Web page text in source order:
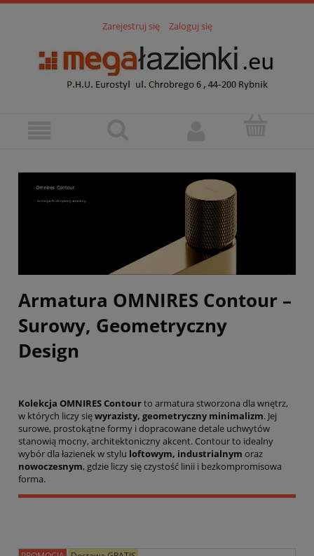
Zarejestruj się Zaloguj się
Armatura OMNIRES Contour –
Surowy, Geometryczny
Design
Kolekcja OMNIRES Contourto armatura stworzona dla wnętrz,
w których liczy sięwyrazisty, geometryczny minimalizm. Jej
surowe, prostokątne formy i dopracowane detale uchwytów
stanowią mocny, architektoniczny akcent. Contour to idealny
wybór dla łazienek w stylu loftowym, industrialnym oraz
nowoczesnym, gdzie liczy się czystość linii i bezkompromisowa
forma.